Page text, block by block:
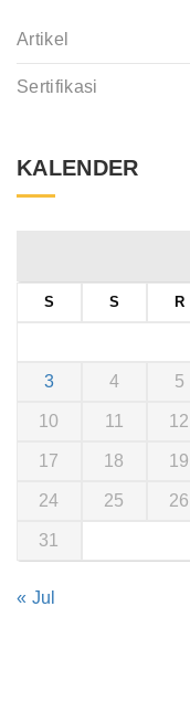
Artikel
Sertifikasi
KALENDER
S S R
3 4 5
10 11 12
17 18 19
24 25 26
31
« Jul